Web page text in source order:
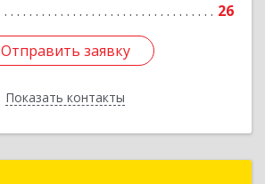
26
Отправить заявку
Показать контакты
Отправить заявку
Назад